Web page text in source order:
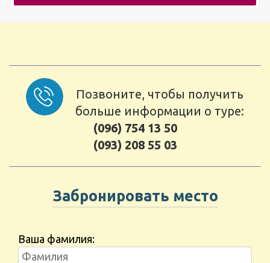
Позвоните, чтобы получить
больше информации о туре:
(096) 754 13 50
(093) 208 55 03
Забронировать место
Ваша фамилия: